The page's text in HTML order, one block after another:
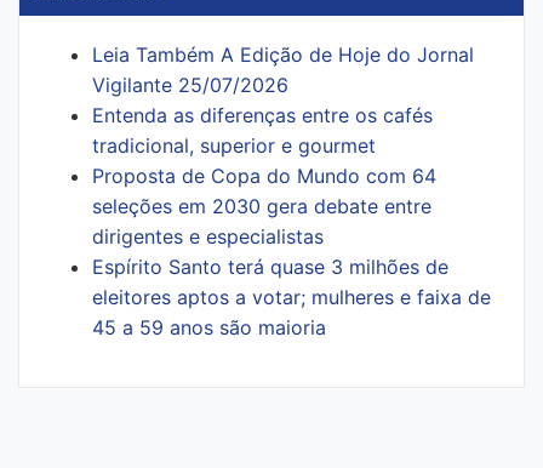
Leia Também A Edição de Hoje do Jornal
Vigilante 25/07/2026
Entenda as diferenças entre os cafés
tradicional, superior e gourmet
Proposta de Copa do Mundo com 64
seleções em 2030 gera debate entre
dirigentes e especialistas
Espírito Santo terá quase 3 milhões de
eleitores aptos a votar; mulheres e faixa de
45 a 59 anos são maioria